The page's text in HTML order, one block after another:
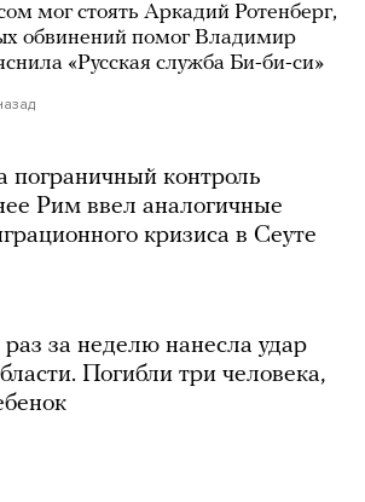
мог стоять Аркадий Ротенберг,
обвинений помог Владимир
«Русская служба Би-би-си»
пограничный контроль
Рим ввел аналогичные
кризиса в Сеуте
раз за неделю нанесла удар
Погибли три человека,